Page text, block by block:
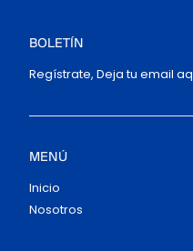
BOLETÍN
Regístrate, Deja tu email
MENÚ
Inicio
Nosotros